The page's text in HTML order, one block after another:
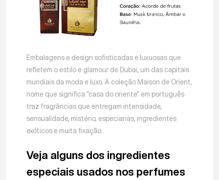
Embalagens e design sofisticadas e luxuosas que
refletem o estilo e glamour de Dubai, um das capitais
mundiais da moda e luxo. A coleção Maison de Orient,
nome que significa “casa do oriente” em português
traz fragrâncias que entregam intensidade,
sensualidade, mistério, especiarias, ingredientes
exóticos e muita fixação.
Veja alguns dos ingredientes
especiais usados nos perfumes